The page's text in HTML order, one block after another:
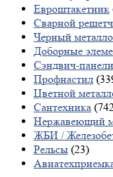
Евроштакетник
Сварной
Черный
Доборные
Сэндвич-панели
Профнастил
Цветной
Сантехника
Нержавеющий
ЖБИ /
Рельсы (23)